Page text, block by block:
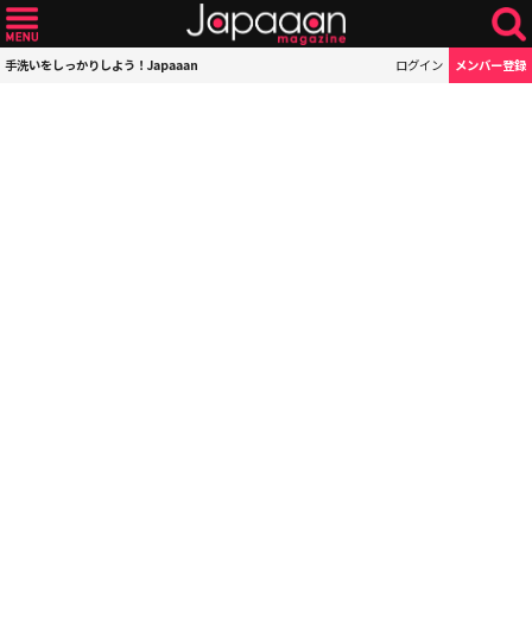
手洗いをしっかりしよう！Japaaan ログイン メンバー登録